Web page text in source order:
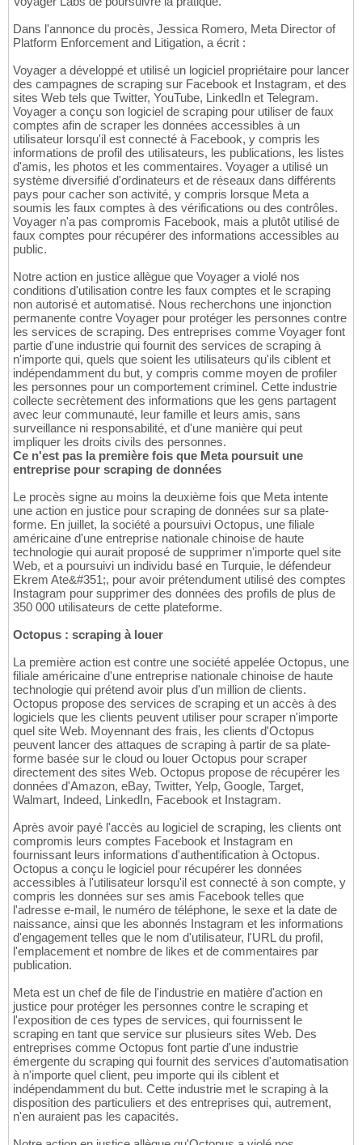
Dans l'annonce du procès, Jessica Romero, Meta Director of
Platform Enforcement and Litigation, a écrit :
Voyager a développé et utilisé un logiciel propriétaire pour lancer
des campagnes de scraping sur Facebook et Instagram, et des
sites Web tels que Twitter, YouTube, LinkedIn et Telegram.
Voyager a conçu son logiciel de scraping pour utiliser de faux
comptes afin de scraper les données accessibles à un
utilisateur lorsqu'il est connecté à Facebook, y compris les
informations de profil des utilisateurs, les publications, les listes
d'amis, les photos et les commentaires. Voyager a utilisé un
système diversifié d'ordinateurs et de réseaux dans différents
pays pour cacher son activité, y compris lorsque Meta a
soumis les faux comptes à des vérifications ou des contrôles.
Voyager n'a pas compromis Facebook, mais a plutôt utilisé de
faux comptes pour récupérer des informations accessibles au
public.
Notre action en justice allègue que Voyager a violé nos
conditions d'utilisation contre les faux comptes et le scraping
non autorisé et automatisé. Nous recherchons une injonction
permanente contre Voyager pour protéger les personnes contre
les services de scraping. Des entreprises comme Voyager font
partie d'une industrie qui fournit des services de scraping à
n'importe qui, quels que soient les utilisateurs qu'ils ciblent et
indépendamment du but, y compris comme moyen de profiler
les personnes pour un comportement criminel. Cette industrie
collecte secrètement des informations que les gens partagent
avec leur communauté, leur famille et leurs amis, sans
surveillance ni responsabilité, et d'une manière qui peut
impliquer les droits civils des personnes.
Ce n'est pas la première fois que Meta poursuit une
entreprise pour scraping de données
Le procès signe au moins la deuxième fois que Meta intente
une action en justice pour scraping de données sur sa plate-
forme. En juillet, la société a poursuivi Octopus, une filiale
américaine d'une entreprise nationale chinoise de haute
technologie qui aurait proposé de supprimer n'importe quel site
Web, et a poursuivi un individu basé en Turquie, le défendeur
Ekrem Ate&#351;, pour avoir prétendument utilisé des comptes
Instagram pour supprimer des données des profils de plus de
350 000 utilisateurs de cette plateforme.
Octopus : scraping à louer
La première action est contre une société appelée Octopus, une
filiale américaine d'une entreprise nationale chinoise de haute
technologie qui prétend avoir plus d'un million de clients.
Octopus propose des services de scraping et un accès à des
logiciels que les clients peuvent utiliser pour scraper n'importe
quel site Web. Moyennant des frais, les clients d'Octopus
peuvent lancer des attaques de scraping à partir de sa plate-
forme basée sur le cloud ou louer Octopus pour scraper
directement des sites Web. Octopus propose de récupérer les
données d'Amazon, eBay, Twitter, Yelp, Google, Target,
Walmart, Indeed, LinkedIn, Facebook et Instagram.
Après avoir payé l'accès au logiciel de scraping, les clients ont
compromis leurs comptes Facebook et Instagram en
fournissant leurs informations d'authentification à Octopus.
Octopus a conçu le logiciel pour récupérer les données
accessibles à l'utilisateur lorsqu'il est connecté à son compte, y
compris les données sur ses amis Facebook telles que
l'adresse e-mail, le numéro de téléphone, le sexe et la date de
naissance, ainsi que les abonnés Instagram et les informations
d'engagement telles que le nom d'utilisateur, l'URL du profil,
l'emplacement et nombre de likes et de commentaires par
publication.
Meta est un chef de file de l'industrie en matière d'action en
justice pour protéger les personnes contre le scraping et
l'exposition de ces types de services, qui fournissent le
scraping en tant que service sur plusieurs sites Web. Des
entreprises comme Octopus font partie d'une industrie
émergente du scraping qui fournit des services d'automatisation
à n'importe quel client, peu importe qui ils ciblent et
indépendamment du but. Cette industrie met le scraping à la
disposition des particuliers et des entreprises qui, autrement,
n'en auraient pas les capacités.